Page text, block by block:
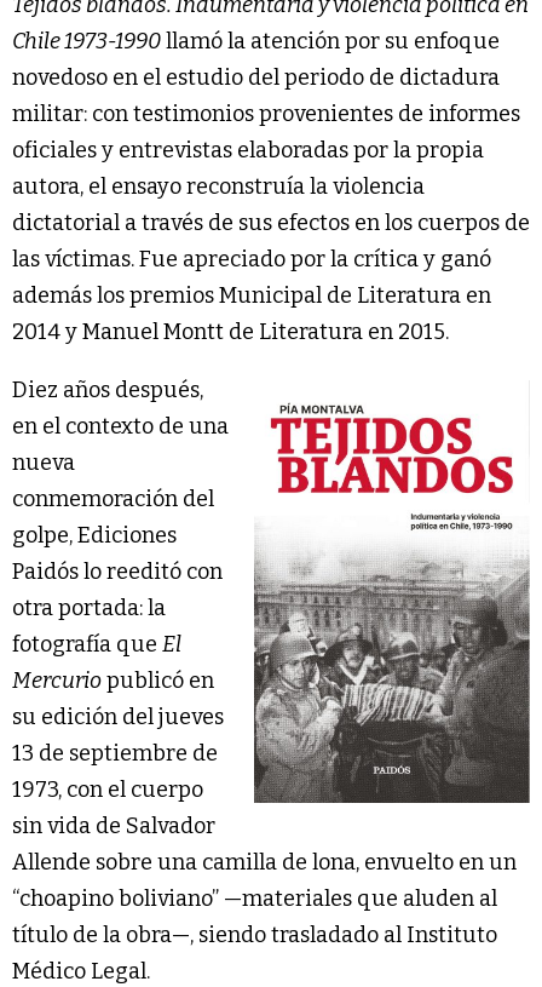
Tejidos blandos. Indumentaria y violencia política en
Chile 1973-1990llamó la atención por su enfoque
novedoso en el estudio del periodo de dictadura
militar: con testimonios provenientes de informes
oficiales y entrevistas elaboradas por la propia
autora, el ensayo reconstruía la violencia
dictatorial a través de sus efectos en los cuerpos de
las víctimas. Fue apreciado por la crítica y ganó
además los premios Municipal de Literatura en
2014 y Manuel Montt de Literatura en 2015.
Diez años después,
en el contexto de una
nueva
conmemoración del
golpe, Ediciones
Paidós lo reeditó con
otra portada: la
fotografía que El
Mercuriopublicó en
su edición del jueves
13 de septiembre de
1973, con el cuerpo
sin vida de Salvador
Allende sobre una camilla de lona, envuelto en un
“choapino boliviano” —materiales que aluden al
título de la obra—, siendo trasladado al Instituto
Médico Legal.